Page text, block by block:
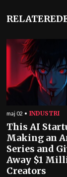
maj 02 INDUSTRI
This AI
Making an
Series and
Away $1
Creators